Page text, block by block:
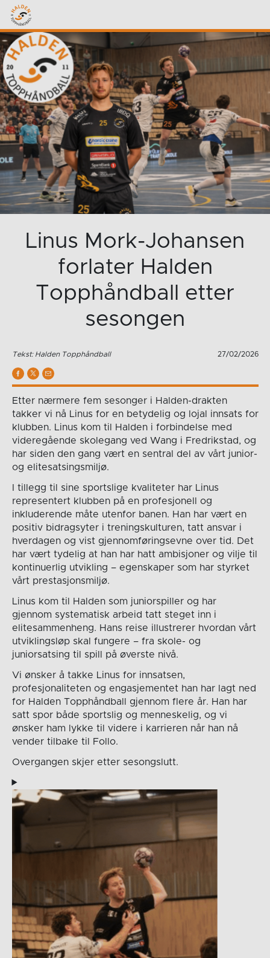
Linus Mork-Johansen
forlater Halden
Topphåndball etter
sesongen
Tekst: Halden Topphåndball 27/02/2026
Etter nærmere fem sesonger i Halden-drakten
takker vi nå Linus for en betydelig og lojal innsats for
klubben. Linus kom til Halden i forbindelse med
videregående skolegang ved Wang i Fredrikstad, og
har siden den gang vært en sentral del av vårt junior-
og elitesatsingsmiljø.
I tillegg til sine sportslige kvaliteter har Linus
representert klubben på en profesjonell og
inkluderende måte utenfor banen. Han har vært en
positiv bidragsyter i treningskulturen, tatt ansvar i
hverdagen og vist gjennomføringsevne over tid. Det
har vært tydelig at han har hatt ambisjoner og vilje til
kontinuerlig utvikling – egenskaper som har styrket
vårt prestasjonsmiljø.
Linus kom til Halden som juniorspiller og har
gjennom systematisk arbeid tatt steget inn i
elitesammenheng. Hans reise illustrerer hvordan vårt
utviklingsløp skal fungere – fra skole- og
juniorsatsing til spill på øverste nivå.
Vi ønsker å takke Linus for innsatsen,
profesjonaliteten og engasjementet han har lagt ned
for Halden Topphåndball gjennom flere år. Han har
satt spor både sportslig og menneskelig, og vi
ønsker ham lykke til videre i karrieren når han nå
vender tilbake til Follo.
Overgangen skjer etter sesongslutt.